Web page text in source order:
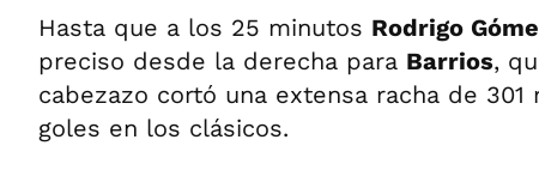
Hasta que a los 25 minutos Rodrigo
preciso desde la derecha para Barrios,
cabezazo cortó una extensa racha de
goles en los clásicos.